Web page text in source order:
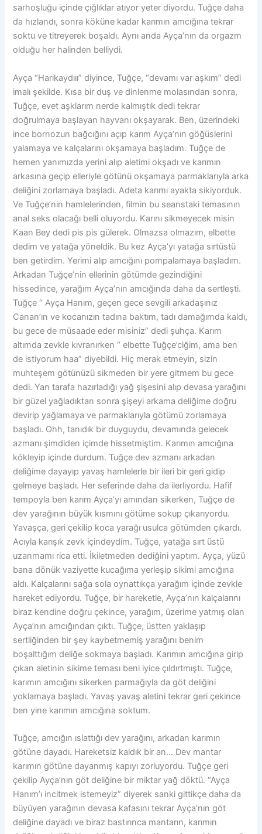
sarhoşluğu içinde çığlıklar atıyor yeter diyordu. Tuğçe daha
da hızlandı, sonra köküne kadar karımın amcığına tekrar
soktu ve titreyerek boşaldı. Aynı anda Ayça’nın da orgazm
olduğu her halinden belliydi.
Ayça “Harikaydııı” diyince, Tuğçe, “devamı var aşkım” dedi
imalı şekilde. Kısa bir duş ve dinlenme molasından sonra,
Tuğçe, evet aşklarım nerde kalmıştık dedi tekrar
doğrulmaya başlayan hayvanı okşayarak. Ben, üzerindeki
ince bornozun bağcığını açıp karım Ayça’nın göğüslerini
yalamaya ve kalçalarını okşamaya başladım. Tuğçe de
hemen yanımızda yerini alıp aletimi okşadı ve karımın
arkasına geçip elleriyle götünü okşamaya parmaklarıyla arka
deliğini zorlamaya başladı. Adeta karımı ayakta sikiyorduk.
Ve Tuğçe’nin hamlelerinden, filmin bu seanstaki temasının
anal seks olacağı belli oluyordu. Karını sikmeyecek misin
Kaan Bey dedi pis pis gülerek. Olmazsa olmazım, elbette
dedim ve yatağa yöneldik. Bu kez Ayça’yı yatağa sırtüstü
ben getirdim. Yerimi alıp amcığını pompalamaya başladım.
Arkadan Tuğçe’nin ellerinin götümde gezindiğini
hissedince, yarağım Ayça’nın amcığında daha da sertleşti.
Tuğçe “ Ayça Hanım, geçen gece sevgili arkadaşınız
Canan’ın ve kocanızın tadına baktım, tadı damağımda kaldı,
bu gece de müsaade eder misiniz” dedi şuhça. Karım
altımda zevkle kıvranırken “ elbette Tuğçe’ciğim, ama ben
de istiyorum haa” diyebildi. Hiç merak etmeyin, sizin
muhteşem götünüzü sikmeden bir yere gitmem bu gece
dedi. Yan tarafa hazırladığı yağ şişesini alıp devasa yarağını
bir güzel yağladıktan sonra şişeyi arkama deliğime doğru
devirip yağlamaya ve parmaklarıyla götümü zorlamaya
başladı. Ohh, tanıdık bir duyguydu, devamında gelecek
azmanı şimdiden içimde hissetmiştim. Karımın amcığına
kökleyip içinde durdum. Tuğçe dev azmanı arkadan
deliğime dayayıp yavaş hamlelerle bir ileri bir geri gidip
gelmeye başladı. Her seferinde daha da ilerliyordu. Hafif
tempoyla ben karım Ayça’yı amından sikerken, Tuğçe de
dev yarağının büyük kısmını götüme sokup çıkarıyordu.
Yavaşça, geri çekilip koca yarağı usulca götümden çıkardı.
Acıyla karışık zevk içindeydim. Tuğçe, yatağa sırt üstü
uzanmamı rica etti. İkiletmeden dediğini yaptım. Ayça, yüzü
bana dönük vaziyette kucağıma yerleşip sikimi amcığına
aldı. Kalçalarını sağa sola oynattıkça yarağım içinde zevkle
hareket ediyordu. Tuğçe, bir hareketle, Ayça’nın kalçalarını
biraz kendine doğru çekince, yarağım, üzerime yatmış olan
Ayça’nın amcığından çıktı. Tuğçe, üstten yaklaşıp
sertliğinden bir şey kaybetmemiş yarağını benim
boşalttığım deliğe sokmaya başladı. Karımın amcığına girip
çıkan aletinin sikime teması beni iyice çıldırtmıştı. Tuğçe,
karımın amcığını sikerken parmağıyla da göt deliğini
yoklamaya başladı. Yavaş yavaş aletini tekrar geri çekince
ben yine karımın amcığına soktum.
Tuğçe, amcığın ıslattığı dev yarağını, arkadan karımın
götüne dayadı. Hareketsiz kaldık bir an… Dev mantar
karımın götüne dayanmış kapıyı zorluyordu. Tuğçe geri
çekilip Ayça’nın göt deliğine bir miktar yağ döktü. “Ayça
Hanım’ı incitmek istemeyiz” diyerek sanki gittikçe daha da
büyüyen yarağının devasa kafasını tekrar Ayça’nın göt
deliğine dayadı ve biraz bastırınca mantarın, karımın